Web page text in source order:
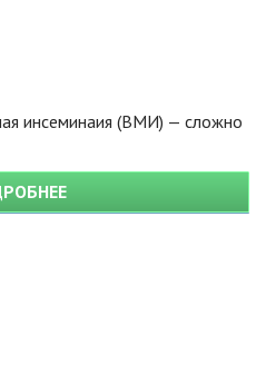
инсеминаия (ВМИ) — сложно